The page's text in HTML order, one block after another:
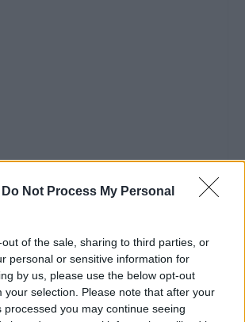
Do Not Process My Personal
of the sale, sharing to third parties, or
personal or sensitive information for
by us, please use the below opt-out
your selection. Please note that after your
processed you may continue seeing